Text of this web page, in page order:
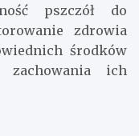
pszczół do
zdrowia
środków
ich